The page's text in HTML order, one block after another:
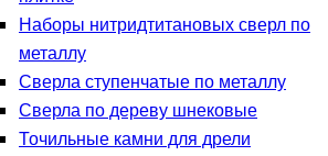
Наборы нитридтитановых сверл по
металлу
Сверла ступенчатые по металлу
Сверла по дереву шнековые
Точильные камни для дрели